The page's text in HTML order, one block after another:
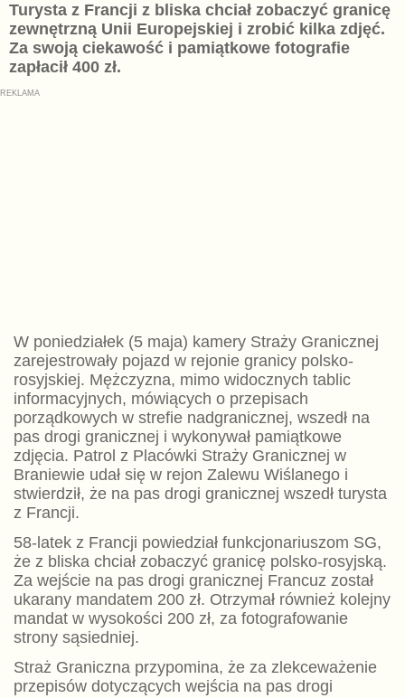
Turysta z Francji z bliska chciał zobaczyć granicę
zewnętrzną Unii Europejskiej i zrobić kilka zdjęć.
Za swoją ciekawość i pamiątkowe fotografie
zapłacił 400 zł.
W poniedziałek (5 maja) kamery Straży Granicznej
zarejestrowały pojazd w rejonie granicy polsko-
rosyjskiej. Mężczyzna, mimo widocznych tablic
informacyjnych, mówiących o przepisach
porządkowych w strefie nadgranicznej, wszedł na
pas drogi granicznej i wykonywał pamiątkowe
zdjęcia. Patrol z Placówki Straży Granicznej w
Braniewie udał się w rejon Zalewu Wiślanego i
stwierdził, że na pas drogi granicznej wszedł turysta
z Francji.
58-latek z Francji powiedział funkcjonariuszom SG,
że z bliska chciał zobaczyć granicę polsko-rosyjską.
Za wejście na pas drogi granicznej Francuz został
ukarany mandatem 200 zł. Otrzymał również kolejny
mandat w wysokości 200 zł, za fotografowanie
strony sąsiedniej.
Straż Graniczna przypomina, że za zlekceważenie
przepisów dotyczących wejścia na pas drogi